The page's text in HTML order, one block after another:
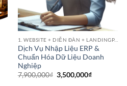
1. WEBSITE + DIỄN ĐÀN + LANDINGPAGE
Dịch Vụ Nhập Liệu ERP &
Chuẩn Hóa Dữ Liệu Doanh
Nghiệp
7,900,000₫ Giá
gốc
3,500,000₫Giá